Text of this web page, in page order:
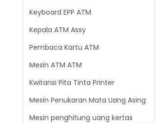
Keyboard EPP ATM
Kepala ATM Assy
Pembaca Kartu ATM
Mesin ATM ATM
Kwitansi Pita Tinta Printer
Mesin Penukaran Mata Uang Asing
Mesin penghitung uang kertas